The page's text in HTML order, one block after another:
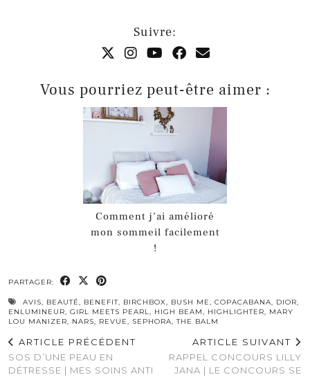
Suivre:
Vous pourriez peut-être aimer :
Comment j’ai amélioré
mon sommeil facilement
!
PARTAGER:
AVIS, BEAUTÉ, BENEFIT, BIRCHBOX, BUSH ME, COPACABANA, DIOR,
ENLUMINEUR, GIRL MEETS PEARL, HIGH BEAM, HIGHLIGHTER, MARY
LOU MANIZER, NARS, REVUE, SEPHORA,THE BALM
ARTICLE PRÉCÉDENT
SOS D’UNE PEAU EN
DÉTRESSE | MES SOINS ANTI
ARTICLE SUIVANT
RAPPEL CONCOURS LILLY
JANA | LE CONCOURS SE